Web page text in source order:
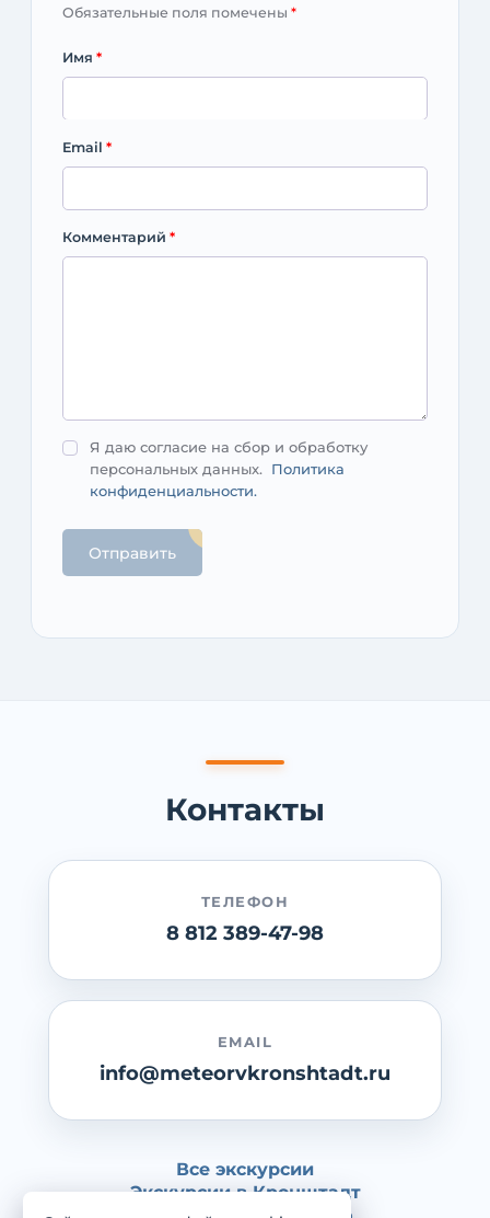
Обязательные поля помечены *
Имя *
Email *
Комментарий *
Я даю согласие на сбор и обработку
персональных данных. Политика
конфиденциальности.
Отправить
Контакты
ТЕЛЕФОН
8 812 389-47-98
EMAIL
info@meteorvkronshtadt.ru
Все экскурсии
Экскурсии в Кронштадт